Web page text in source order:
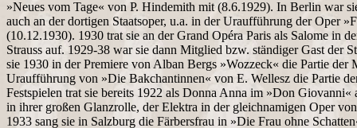
»Neues vom Tage« von P. Hindemith mit (8.6.1929). In Berlin war
auch an der dortigen Staatsoper, u.a. in der Uraufführung der Oper
(10.12.1930). 1930 trat sie an der Grand Opéra Paris als Salome in
Strauss auf. 1929-38 war sie dann Mitglied bzw. ständiger Gast der
sie 1930 in der Premiere von Alban Bergs »Wozzeck« die Partie der
Uraufführung von »Die Bakchantinnen« von E. Wellesz die Partie
Festspielen trat sie bereits 1922 als Donna Anna im »Don
in ihrer großen Glanzrolle, der Elektra in der gleichnamigen Oper
1933 sang sie in Salzburg die Färbersfrau in »Die Frau ohne